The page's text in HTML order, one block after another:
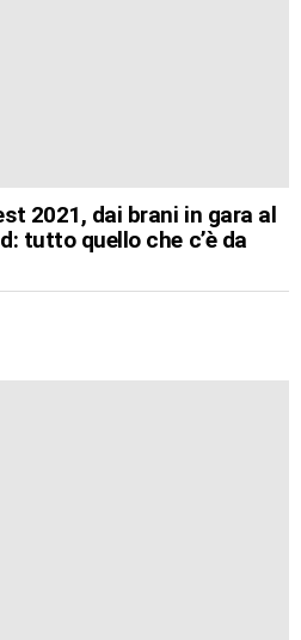
2021, dai brani in gara al
tutto quello che c’è da